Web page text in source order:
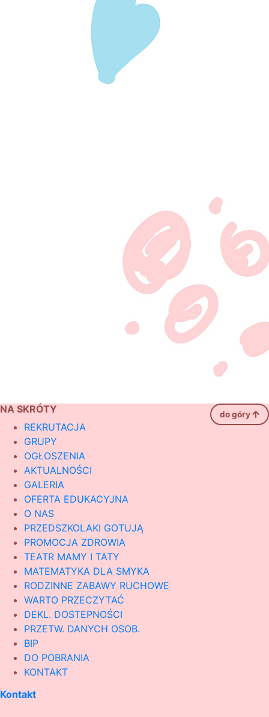
NA SKRÓTY do góry
REKRUTACJA
GRUPY
OGŁOSZENIA
AKTUALNOŚCI
GALERIA
OFERTA EDUKACYJNA
O NAS
PRZEDSZKOLAKI GOTUJĄ
PROMOCJA ZDROWIA
TEATR MAMY I TATY
MATEMATYKA DLA SMYKA
RODZINNE ZABAWY RUCHOWE
WARTO PRZECZYTAĆ
DEKL. DOSTEPNOŚCI
PRZETW. DANYCH OSOB.
BIP
DO POBRANIA
KONTAKT
Kontakt